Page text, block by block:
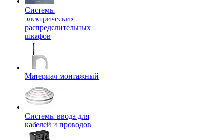
Системы
электрических
распределительных
шкафов
Материал монтажный
Системы ввода для
кабелей и проводов